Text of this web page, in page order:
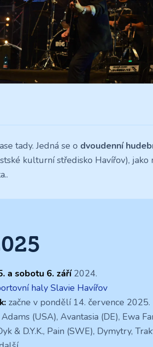
tady. Jedná se o dvoudenní
kulturní středisko Havířov),
a sobotu 6. září 2024.
haly Slavie Havířov
začne v pondělí 14. července 2025.
(USA), Avantasia (DE), Ewa
& D.Y.K., Pain (SWE), Dymytry,